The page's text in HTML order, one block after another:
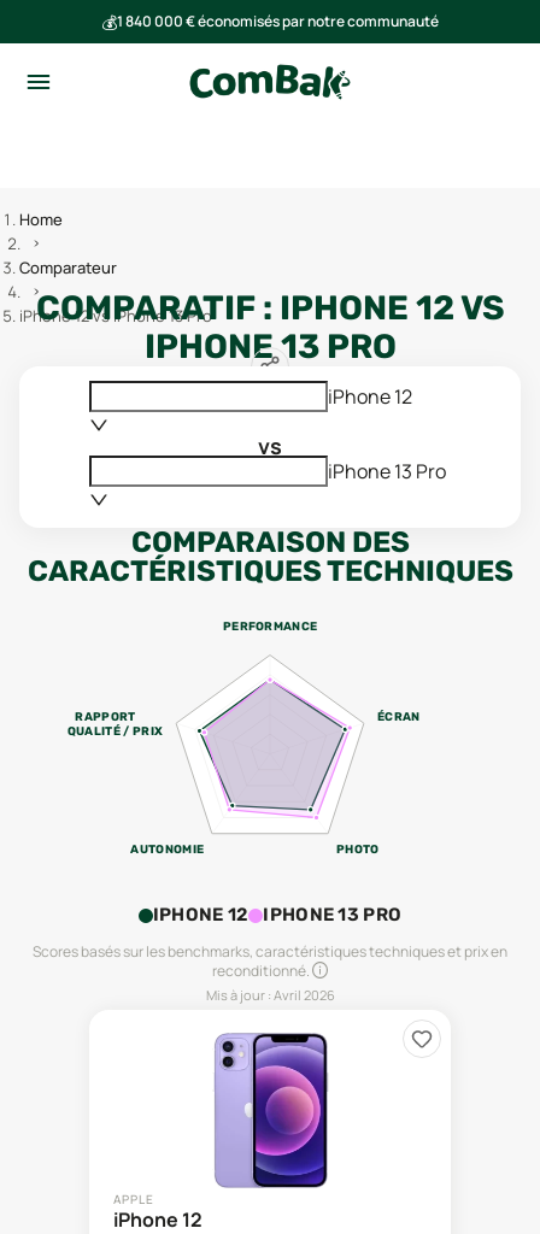
💰1 840 000 € économisés par notre communauté
Home
Comparateur
iPhone 12 vs iPhone 13 Pro
COMPARATIF : IPHONE 12VS
IPHONE 13 PRO
iPhone 12
vs
iPhone 13 Pro
COMPARAISON DES
CARACTÉRISTIQUES TECHNIQUES
PERFORMANCE
ÉCRAN
PHOTO
AUTONOMIE
RAPPORT
QUALITÉ / PRIX
IPHONE 12 IPHONE 13 PRO
Scores basés sur les benchmarks, caractéristiques techniques et prix en
reconditionné.
Mis à jour : Avril 2026
APPLE
iPhone 12